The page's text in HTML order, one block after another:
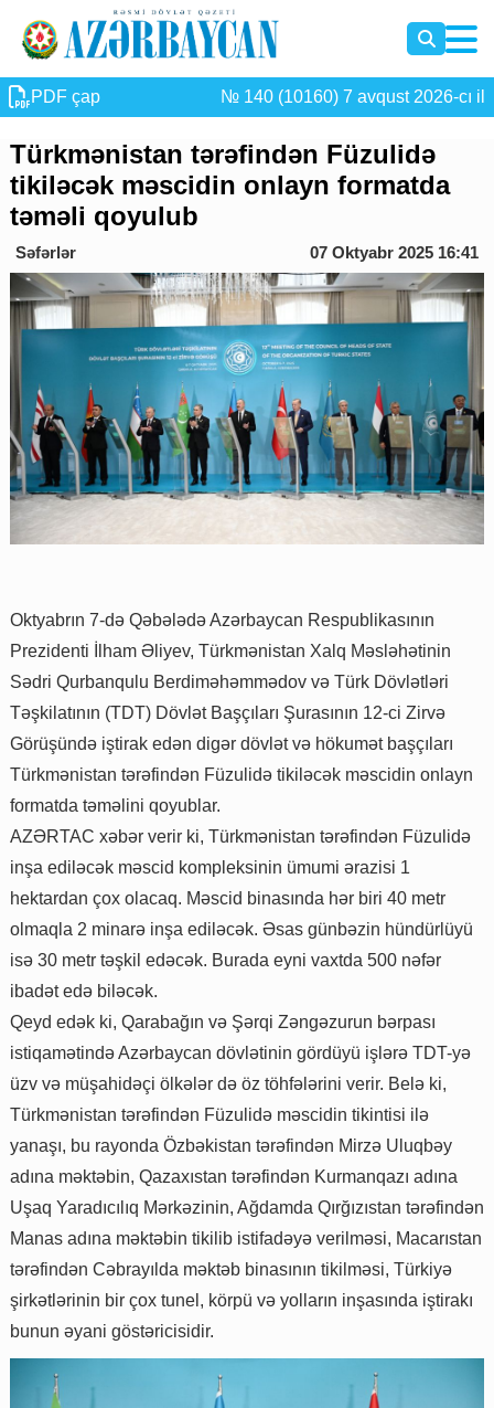
PDF çap № 140 (10160) 7 avqust 2026-cı il
Türkmənistan tərəfindən Füzulidə
tikiləcək məscidin onlayn formatda
təməli qoyulub
Səfərlər 07 Oktyabr 2025 16:41
Oktyabrın 7-də Qəbələdə Azərbaycan Respublikasının
Prezidenti İlham Əliyev, Türkmənistan Xalq Məsləhətinin
Sədri Qurbanqulu Berdiməhəmmədov və Türk Dövlətləri
Təşkilatının (TDT) Dövlət Başçıları Şurasının 12-ci Zirvə
Görüşündə iştirak edən digər dövlət və hökumət başçıları
Türkmənistan tərəfindən Füzulidə tikiləcək məscidin onlayn
formatda təməlini qoyublar.
AZƏRTAC xəbər verir ki, Türkmənistan tərəfindən Füzulidə
inşa ediləcək məscid kompleksinin ümumi ərazisi 1
hektardan çox olacaq. Məscid binasında hər biri 40 metr
olmaqla 2 minarə inşa ediləcək. Əsas günbəzin hündürlüyü
isə 30 metr təşkil edəcək. Burada eyni vaxtda 500 nəfər
ibadət edə biləcək.
Qeyd edək ki, Qarabağın və Şərqi Zəngəzurun bərpası
istiqamətində Azərbaycan dövlətinin gördüyü işlərə TDT-yə
üzv və müşahidəçi ölkələr də öz töhfələrini verir. Belə ki,
Türkmənistan tərəfindən Füzulidə məscidin tikintisi ilə
yanaşı, bu rayonda Özbəkistan tərəfindən Mirzə Uluqbəy
adına məktəbin, Qazaxıstan tərəfindən Kurmanqazı adına
Uşaq Yaradıcılıq Mərkəzinin, Ağdamda Qırğızıstan tərəfindən
Manas adına məktəbin tikilib istifadəyə verilməsi, Macarıstan
tərəfindən Cəbrayılda məktəb binasının tikilməsi, Türkiyə
şirkətlərinin bir çox tunel, körpü və yolların inşasında iştirakı
bunun əyani göstəricisidir.